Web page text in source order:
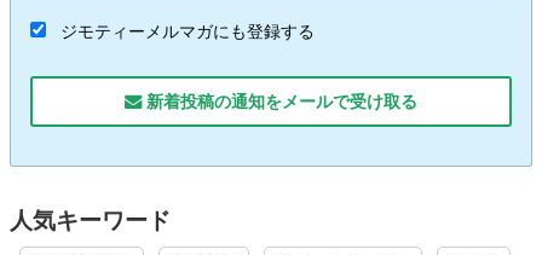
ジモティーメルマガにも登録する
新着投稿の通知をメールで受け取る
人気キーワード